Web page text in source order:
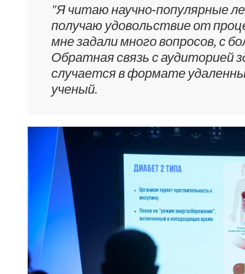
"Я читаю научно-популярные
получаю удовольствие от
мне задали много вопросов, с
Обратная связь с аудиторией
случается в формате
ученый.